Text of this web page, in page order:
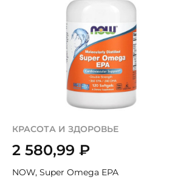
КРАСОТА И ЗДОРОВЬЕ
2 580,99 ₽
NOW, Super Omega EPA